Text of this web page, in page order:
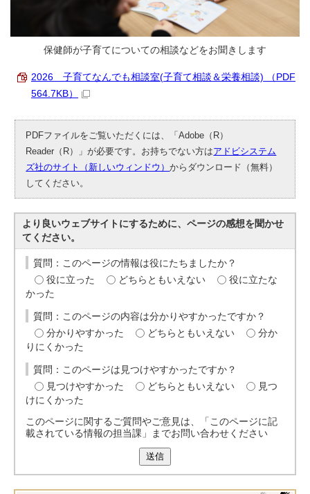
保健師が子育てについての相談などをお聞きします
2026 子育てなんでも相談室(子育て相談＆栄養相談) （PDF
564.7KB）
PDFファイルをご覧いただくには、「Adobe（R）
Reader（R）」が必要です。お持ちでない方はアドビシステム
ズ社のサイト（新しいウィンドウ）からダウンロード（無料）
してください。
より良いウェブサイトにするために、ページの感想を聞かせ
てください。
質問：このページの情報は役にたちましたか？
役に立った
どちらともいえない
役に立たな
かった
質問：このページの内容は分かりやすかったですか？
分かりやすかった
どちらともいえない
分か
りにくかった
質問：このページは見つけやすかったですか？
見つけやすかった
どちらともいえない
見つ
けにくかった
このページに関するご質問やご意見は、「このページに記
載されている情報の担当課」までお問い合わせください
送信